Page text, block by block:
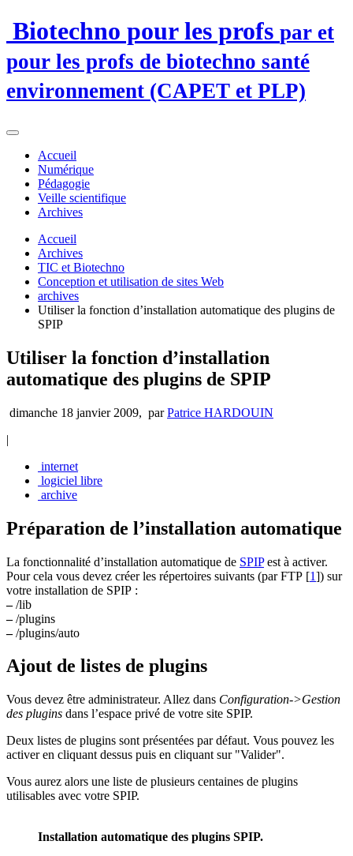
Biotechno pour les profs par et
pour les profs de biotechno santé
environnement (CAPET et PLP)
Accueil
Numérique
Pédagogie
Veille scientifique
Archives
Accueil
Archives
TIC et Biotechno
Conception et utilisation de sites Web
archives
Utiliser la fonction d’installation automatique des plugins de
SPIP
Utiliser la fonction d’installation
automatique des plugins de SPIP
dimanche 18 janvier 2009, parPatrice HARDOUIN
|
internet
logiciel libre
archive
Préparation de l’installation automatique
La fonctionnalité d’installation automatique de SPIPest à activer.
Pour cela vous devez créer les répertoires suivants (par FTP [1]) sur
votre installation de SPIP :
–/lib
–/plugins
–/plugins/auto
Ajout de listes de plugins
Vous devez être administrateur. Allez dans Configuration->Gestion
des plugins dans l’espace privé de votre site SPIP.
Deux listes de plugins sont présentées par défaut. Vous pouvez les
activer en cliquant dessus puis en cliquant sur "Valider".
Vous aurez alors une liste de plusieurs centaines de plugins
utilisables avec votre SPIP.
Installation automatique des plugins SPIP.